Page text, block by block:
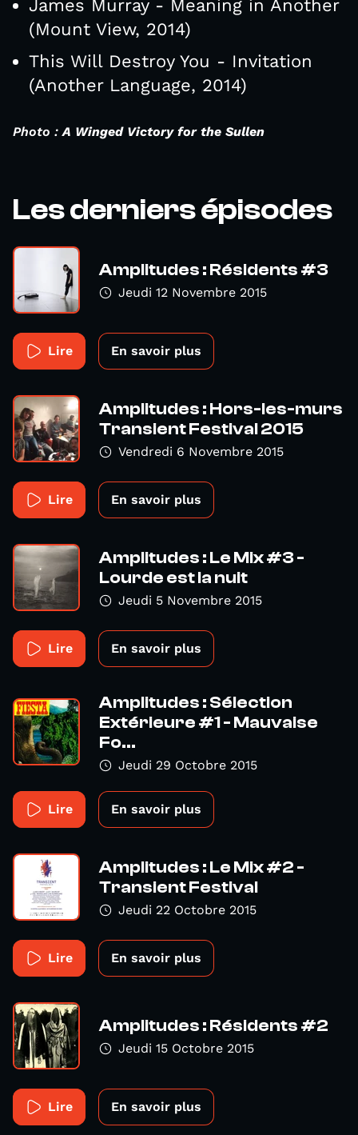
James Murray - Meaning in Another
(Mount View, 2014)
This Will Destroy You - Invitation
(Another Language, 2014)
Photo : A Winged Victory for the Sullen
Les derniers épisodes
Amplitudes : Résidents #3
Jeudi 12 Novembre 2015
Lire En savoir plus
Amplitudes : Hors-les-murs
Transient Festival 2015
Vendredi 6 Novembre 2015
Lire En savoir plus
Amplitudes : Le Mix #3 -
Lourde est la nuit
Jeudi 5 Novembre 2015
Lire En savoir plus
Amplitudes : Sélection
Extérieure #1 - Mauvaise
Fo...
Jeudi 29 Octobre 2015
Lire En savoir plus
Amplitudes : Le Mix #2 -
Transient Festival
Jeudi 22 Octobre 2015
Lire En savoir plus
Amplitudes : Résidents #2
Jeudi 15 Octobre 2015
Lire En savoir plus